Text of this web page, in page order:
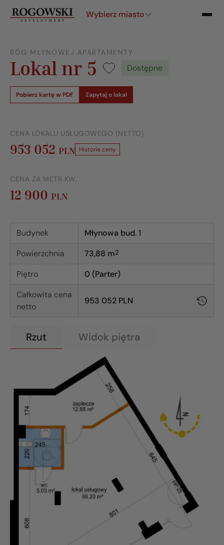
Wybierz miasto
RÓG MŁYNOWEJ APARTAMENTY
Lokal nr 5 Dostępne
Pobierz kartę w PDF Zapytaj o lokal
CENA LOKALU USŁUGOWEGO (NETTO)
953 052 PLN Historia ceny
CENA ZA METR KW.
12 900 PLN
Budynek
Młynowa bud. 1
Powierzchnia
73,88 m2
Piętro
0 (Parter)
Całkowita cena
netto
953 052 PLN
Rzut Widok piętra